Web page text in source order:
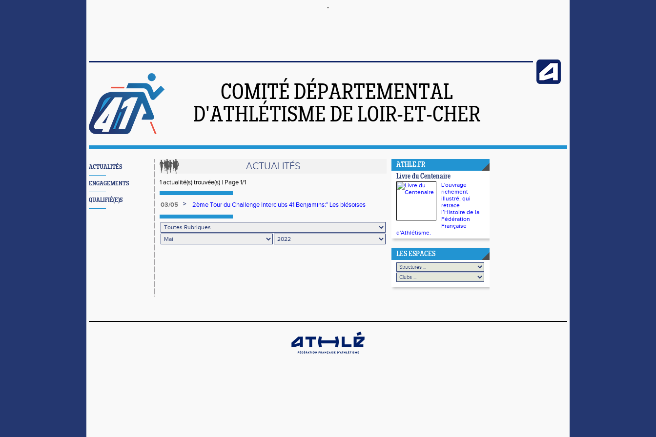
COMITÉ DÉPARTEMENTAL
D'ATHLÉTISME DE LOIR-ET-CHER
ACTUALITÉS
ENGAGEMENTS
QUALIFIÉ(E)S
ACTUALITÉS
1 actualité(s) trouvée(s) | Page 1/1
03/05 >
2ème Tour du Challenge Interclubs 41 Benjamins:" Les blésoises
ATHLE.FR
Livre du Centenaire
L'ouvrage
richement
illustré, qui
retrace
l’Histoire de la
Fédération
Française
d'Athlétisme.
LES ESPACES